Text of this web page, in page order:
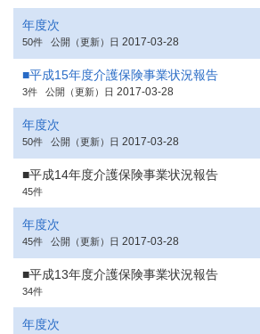
年度次
50件 公開（更新）日 2017-03-28
■平成15年度介護保険事業状況報告
3件 公開（更新）日 2017-03-28
年度次
50件 公開（更新）日 2017-03-28
■平成14年度介護保険事業状況報告
45件
年度次
45件 公開（更新）日 2017-03-28
■平成13年度介護保険事業状況報告
34件
年度次